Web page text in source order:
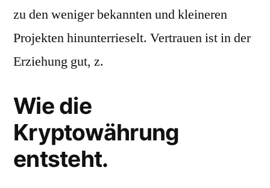
zu den weniger bekannten und kleineren
Projekten hinunterrieselt. Vertrauen ist in der
Erziehung gut, z.
Wie die
Kryptowährung
entsteht.